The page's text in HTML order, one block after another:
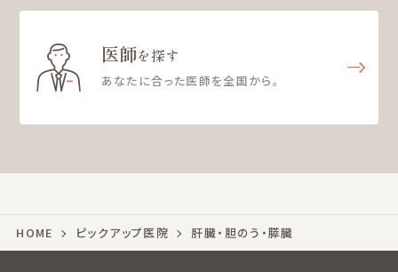
医師を探す
あなたに合った医師を全国から。
HOME ピックアップ医院 肝臓・胆のう・膵臓